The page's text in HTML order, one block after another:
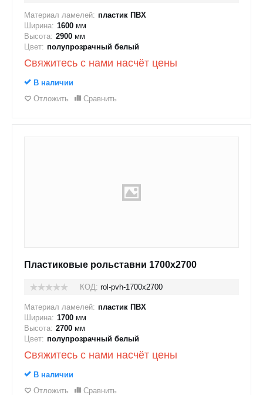
Материал ламелей: пластик ПВХ
Ширина: 1600 мм
Высота: 2900 мм
Цвет: полупрозрачный белый
Свяжитесь с нами насчёт цены
В наличии
Отложить
Сравнить
Пластиковые рольставни 1700x2700
КОД: rol-pvh-1700x2700
Материал ламелей: пластик ПВХ
Ширина: 1700 мм
Высота: 2700 мм
Цвет: полупрозрачный белый
Свяжитесь с нами насчёт цены
В наличии
Отложить
Сравнить